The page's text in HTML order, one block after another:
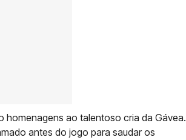
homenagens ao talentoso cria da Gávea.
antes do jogo para saudar os